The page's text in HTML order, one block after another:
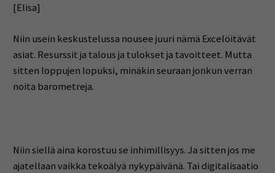
[Elisa]
Niin usein keskustelussa nousee juuri nämä Excelöitävät
asiat. Resurssit ja talous ja tulokset ja tavoitteet. Mutta
sitten loppujen lopuksi, minäkin seuraan jonkun verran
noita barometreja.
Niin siellä aina korostuu se inhimillisyys. Ja sitten jos me
ajatellaan vaikka tekoälyä nykypäivänä. Tai digitalisaatio